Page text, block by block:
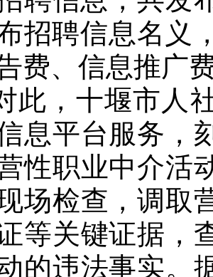
招聘信息名义
费、信息推广
此，十堰市 人
息平台服务，
性职业中介活
场检查，调取
等关键证据，
的违法事实。